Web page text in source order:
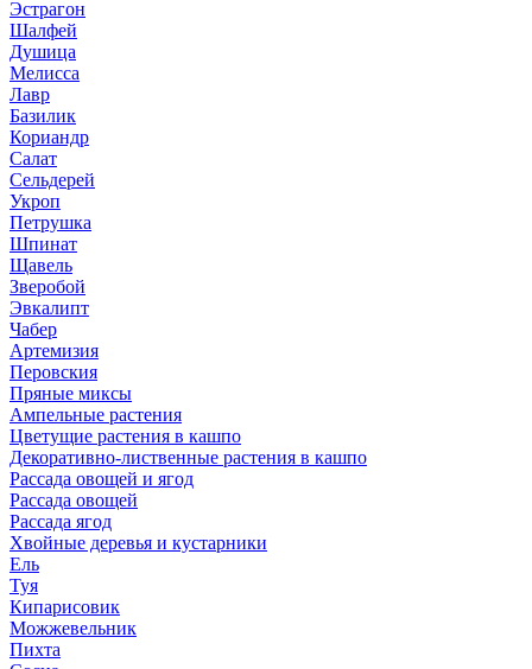
Эстрагон
Шалфей
Душица
Мелисса
Лавр
Базилик
Кориандр
Салат
Сельдерей
Укроп
Петрушка
Шпинат
Щавель
Зверобой
Эвкалипт
Чабер
Артемизия
Перовския
Пряные миксы
Ампельные растения
Цветущие растения в кашпо
Декоративно-лиственные растения в кашпо
Рассада овощей и ягод
Рассада овощей
Рассада ягод
Хвойные деревья и кустарники
Ель
Туя
Кипарисовик
Можжевельник
Пихта